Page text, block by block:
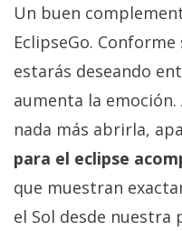
Un buen
EclipseGo.
estarás deseando
aumenta la
nada más abrirla,
para el eclipse
que muestran
el Sol desde nuestra